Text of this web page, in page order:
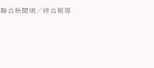
聯合新聞網／綜合報導